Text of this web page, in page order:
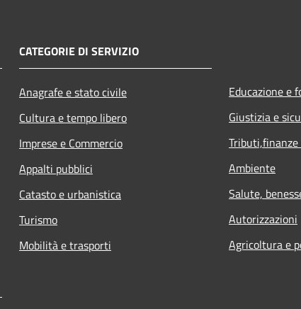
CATEGORIE DI SERVIZIO
Anagrafe e stato civile
Cultura e tempo libero
Imprese e Commercio
Appalti pubblici
Catasto e urbanistica
Turismo
Mobilità e trasporti
Educazione e
Giustizia e
Ambiente
Salute,
Autorizzazioni
Agricoltura e